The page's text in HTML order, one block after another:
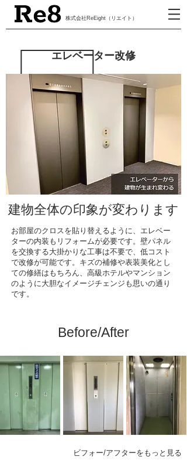
​株式会社ReEight（リエイト）
エレベーター改修
建物全体の印象が変わります
お部屋のクロスを貼り替えるように、エレベー
ターの内装もリフォームが必要です。壁パネル
を交換する大掛かりな工事は不要で、低コスト
で改修が可能です。キズの補修や表装美化とし
ての修繕はもちろん、高級ホテルやマンション
のように大胆なイメージチェンジも思いの通り
です。
Before/After
ビフォー/アフターをもっと見る